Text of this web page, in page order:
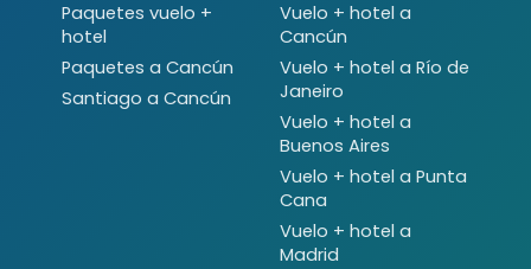
Paquetes vuelo +
hotel
Paquetes a Cancún
Santiago a Cancún
Vuelo + hotel a
Cancún
Vuelo + hotel a Río de
Janeiro
Vuelo + hotel a
Buenos Aires
Vuelo + hotel a Punta
Cana
Vuelo + hotel a
Madrid